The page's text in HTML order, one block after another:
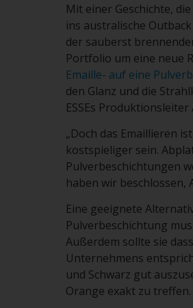
Mit einer Geschichte,
ins australische
der sauberst
Portfolio um eine neue
Emaille- auf eine
den Glanz und die
ESSEs
„Doch das Emaillieren
kostspieliger sein.
Pulverbeschichtungen
haben wir beschlossen,
Eine geeignete
Pulverbeschichtung
Außerdem sollte sie
Unternehmens
und Schwarz gut
Orange exakt zu